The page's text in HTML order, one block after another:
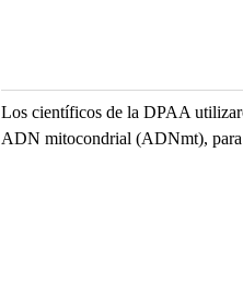
Los científicos de la DPAA
ADN mitocondrial (ADNmt),